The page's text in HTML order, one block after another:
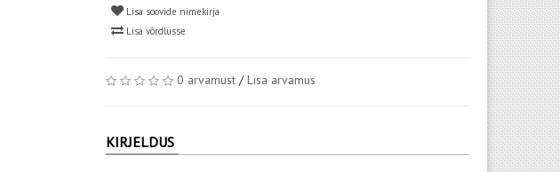
Lisa soovide nimekirja
Lisa võrdlusse
0 arvamust /Lisa arvamus
KIRJELDUS